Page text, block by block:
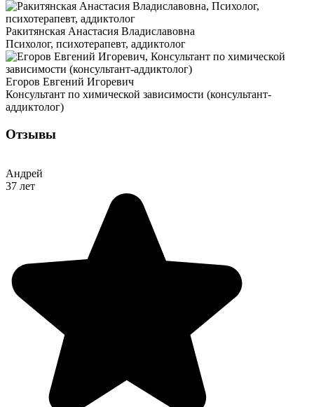
Ракитянская Анастасия Владиславовна
Психолог, психотерапевт, аддиктолог
Егоров Евгений Игоревич
Консультант по химической зависимости (консультант-
аддиктолог)
Отзывы
Андрей
37 лет